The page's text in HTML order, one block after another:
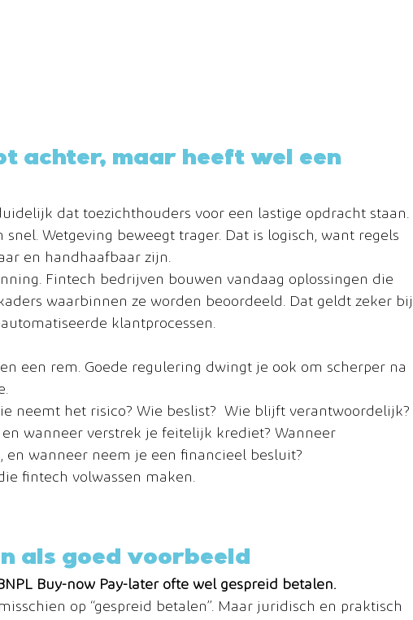
achter, maar heeft wel een
dat toezichthouders voor een lastige opdracht staan.
Wetgeving beweegt trager. Dat is logisch, want regels
en handhaafbaar zijn.
Fintech bedrijven bouwen vandaag oplossingen die
waarbinnen ze worden beoordeeld. Dat geldt zeker bij
klantprocessen.
een rem. Goede regulering dwingt je ook om scherper na
neemt het risico? Wie beslist?  Wie blijft verantwoordelijk?
wanneer verstrek je feitelijk krediet? Wanneer
en wanneer neem je een financieel besluit?
fintech volwassen maken.
als goed voorbeeld
Buy-now Pay-later ofte wel gespreid betalen.
op “gespreid betalen”. Maar juridisch en praktisch